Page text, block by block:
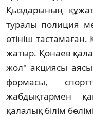
Қыздарының
туралы полиция
өтініш
жатыр. Қонаев
жол" акциясы
формасы,
жабдықтармен
қалалық білім